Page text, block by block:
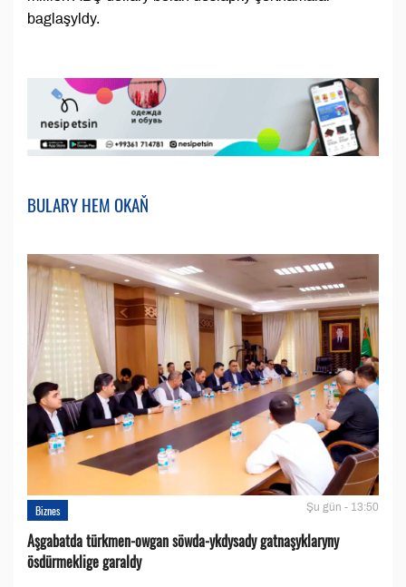
baglaşyldy.
BULARY HEM OKAŇ
Biznes Şu gün - 13:50
Aşgabatda türkmen-owgan söwda-ykdysady gatnaşyklaryny
ösdürmeklige garaldy